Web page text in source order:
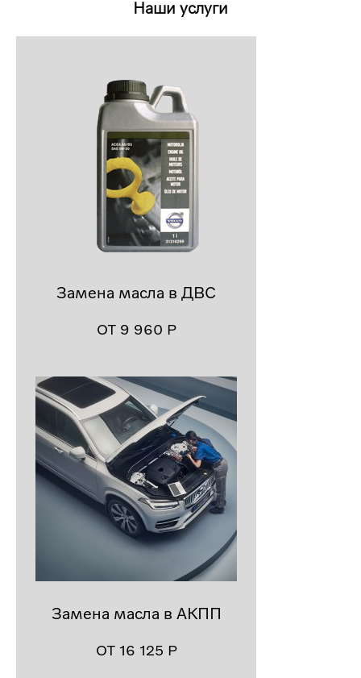
Наши услуги
Замена масла в ДВС
ОТ 9 960 Р
Замена масла в АКПП
ОТ 16 125 Р